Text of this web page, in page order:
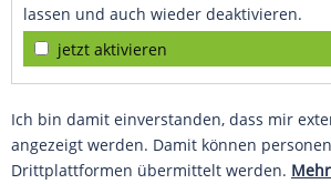
lassen und auch wieder deaktivieren.
jetzt aktivieren
Ich bin damit einverstanden, dass mir
angezeigt werden. Damit können
Drittplattformen übermittelt werden.